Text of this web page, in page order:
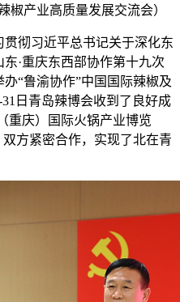
产业高质量发展交流会）
彻习近平总书记关于深化东
·重庆东西部协作第十九次
“鲁渝协作”中国国际辣椒及
日青岛辣博会收到了良好成
重庆）国际火锅产业博览
方紧密合作，实现了北在青